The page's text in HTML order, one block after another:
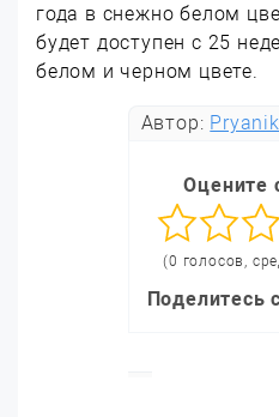
года в снежно белом
будет доступен с 25
белом и черном цвете.
Автор:
Оцените
(0 голосов,
Поделитесь